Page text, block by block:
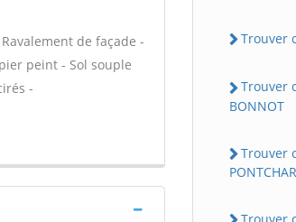
de façade -
peint - Sol souple
-
Trouver
Trouver
BONNOT
Trouver